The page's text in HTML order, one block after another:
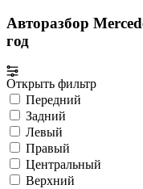
Авторазбор
год
Открыть фильтр
Передний
Задний
Левый
Правый
Центральный
Верхний